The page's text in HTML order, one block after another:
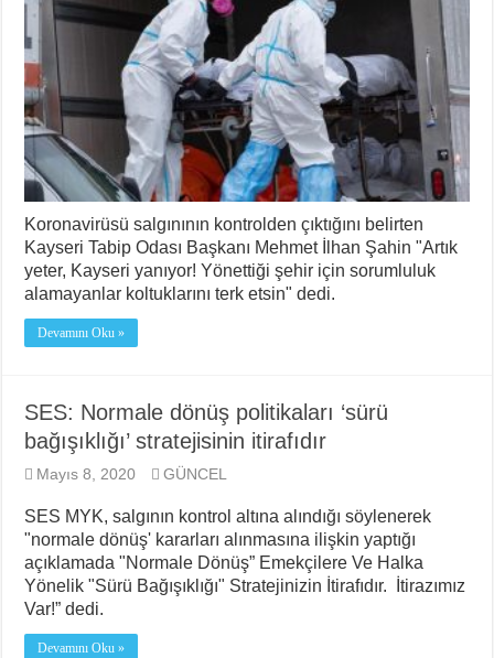
Koronavirüsü salgınının kontrolden çıktığını belirten
Kayseri Tabip Odası Başkanı Mehmet İlhan Şahin "Artık
yeter, Kayseri yanıyor! Yönettiği şehir için sorumluluk
alamayanlar koltuklarını terk etsin" dedi.
Devamını Oku »
SES: Normale dönüş politikaları ‘sürü
bağışıklığı’ stratejisinin itirafıdır
Mayıs 8, 2020 GÜNCEL
SES MYK, salgının kontrol altına alındığı söylenerek
"normale dönüş' kararları alınmasına ilişkin yaptığı
açıklamada "Normale Dönüş” Emekçilere Ve Halka
Yönelik "Sürü Bağışıklığı" Stratejinizin İtirafıdır. İtirazımız
Var!” dedi.
Devamını Oku »